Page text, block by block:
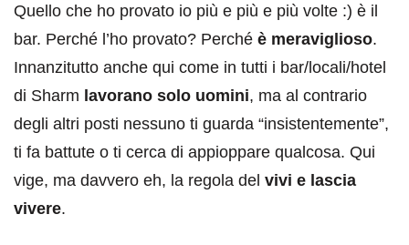
Quello che ho provato io più e più e più volte :) è il
bar. Perché l’ho provato? Perché è meraviglioso.
Innanzitutto anche qui come in tutti i bar/locali/hotel
di Sharm lavorano solo uomini, ma al contrario
degli altri posti nessuno ti guarda “insistentemente”,
ti fa battute o ti cerca di appioppare qualcosa. Qui
vige, ma davvero eh, la regola del vivi e lascia
vivere.